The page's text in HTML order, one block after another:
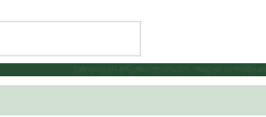
გამოცხადდა კონკურსი ლილე2026 . იხილეთ ფორუმზე